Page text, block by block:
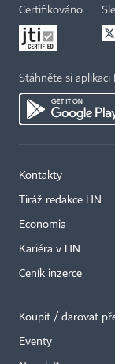
Certifikováno
Stáhněte si aplikaci
Kontakty
Tiráž redakce HN
Economia
Kariéra v HN
Ceník inzerce
Koupit / darovat
Eventy